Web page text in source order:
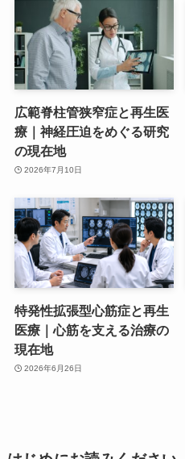
広範脊柱管狭窄症と再生医
療｜神経圧迫をめぐる研究
の現在地
2026年7月10日
特発性拡張型心筋症と再生
医療｜心筋を支える治療の
現在地
2026年6月26日